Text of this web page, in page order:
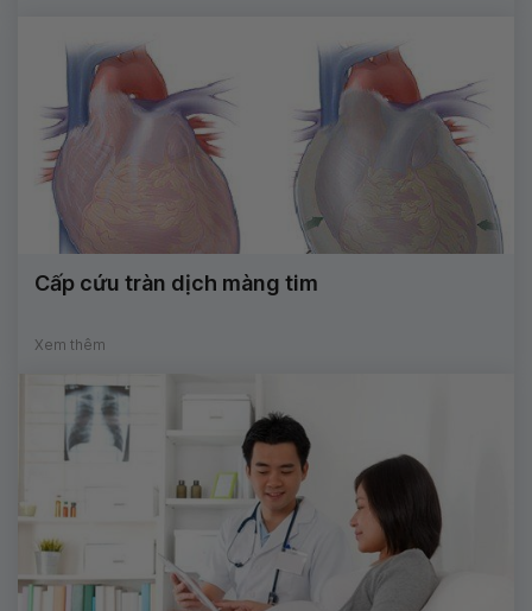
Cấp cứu tràn dịch màng tim
Xem thêm